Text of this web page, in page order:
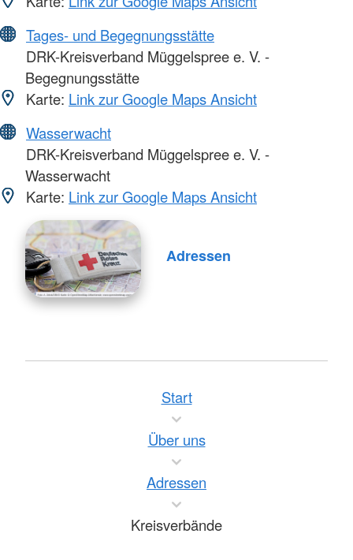
Tages- und Begegnungsstätte
DRK-Kreisverband Müggelspree e. V. -
Begegnungsstätte
Karte: Link zur Google Maps Ansicht
Wasserwacht
DRK-Kreisverband Müggelspree e. V. -
Wasserwacht
Karte: Link zur Google Maps Ansicht
Adressen
Start
Über uns
Adressen
Kreisverbände